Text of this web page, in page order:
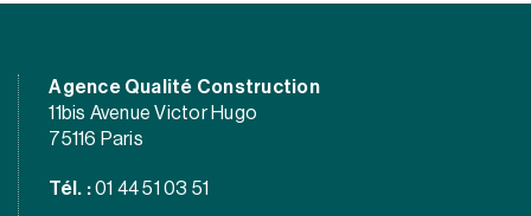
Agence Qualité Construction
11bis Avenue Victor Hugo
75116 Paris
Tél. : 01 44 51 03 51